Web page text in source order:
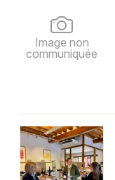
Image non
communiquée